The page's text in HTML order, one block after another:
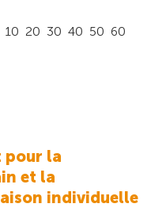
10 20 30 40 50 60
pour la
et la
individuelle